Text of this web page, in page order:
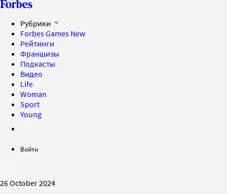
Рубрики
Forbes Games New
Рейтинги
Франшизы
Подкасты
Видео
Life
Woman
Sport
Young
Войти
26 October 2024